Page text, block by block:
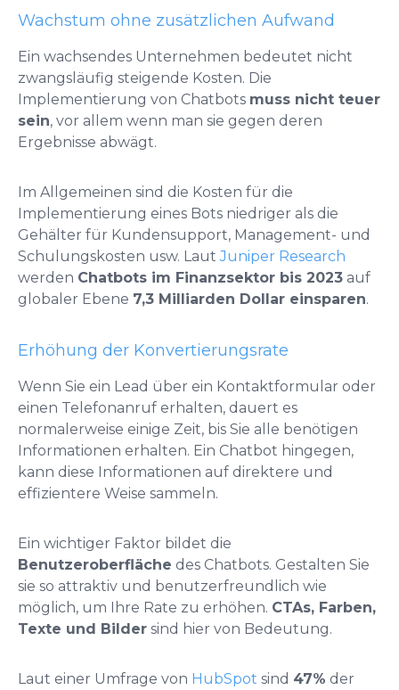
Wachstum ohne zusätzlichen Aufwand
Ein wachsendes Unternehmen bedeutet nicht
zwangsläufig steigende Kosten. Die
Implementierung von Chatbots muss nicht teuer
sein, vor allem wenn man sie gegen deren
Ergebnisse abwägt.
Im Allgemeinen sind die Kosten für die
Implementierung eines Bots niedriger als die
Gehälter für Kundensupport, Management- und
Schulungskosten usw. LautJuniper Research
werden Chatbots im Finanzsektor bis 2023 auf
globaler Ebene 7,3 Milliarden Dollar einsparen.
Erhöhung der Konvertierungsrate
Wenn Sie ein Lead über ein Kontaktformular oder
einen Telefonanruf erhalten, dauert es
normalerweise einige Zeit, bis Sie alle benötigen
Informationen erhalten. Ein Chatbot hingegen,
kann diese Informationen auf direktere und
effizientere Weise sammeln.
Ein wichtiger Faktor bildet die
Benutzeroberfläche des Chatbots. Gestalten Sie
sie so attraktiv und benutzerfreundlich wie
möglich, um Ihre Rate zu erhöhen. CTAs, Farben,
Texte und Bilder sind hier von Bedeutung.
Laut einer Umfrage von HubSpot sind 47% der